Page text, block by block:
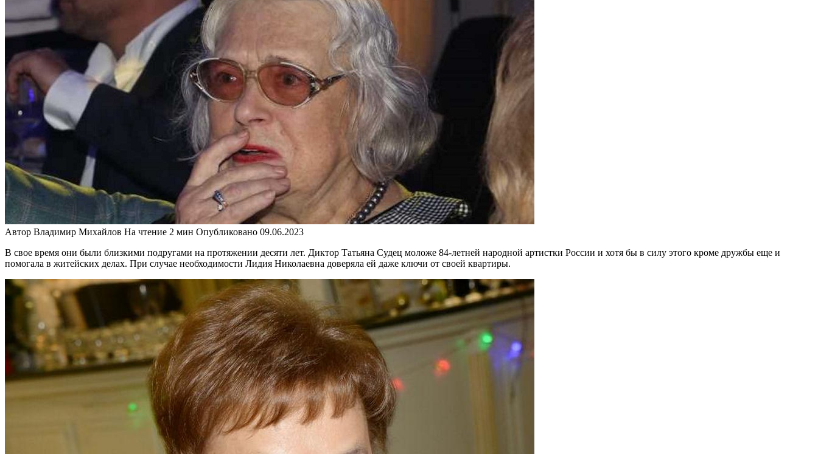
Автор Владимир Михайлов На чтение 2 мин Опубликовано 09.06.2023
В свое время они были близкими подругами на протяжении десяти лет. Диктор Татьяна Судец моложе 84-летней народной артистки России и хотя бы в силу этого кроме дружбы еще и
помогала в житейских делах. При случае необходимости Лидия Николаевна доверяла ей даже ключи от своей квартиры.